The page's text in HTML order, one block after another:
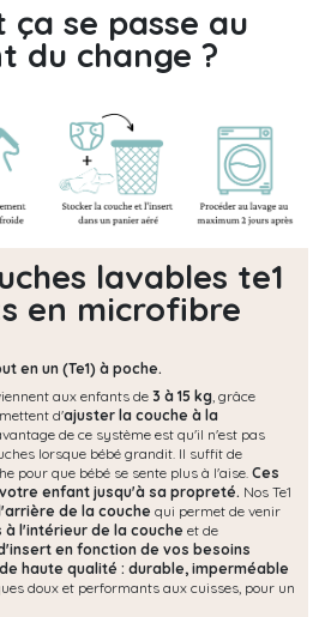
ça se passe au
du change ?
lavables te1
en microfibre
en un (Te1) à poche.
aux enfants de 3 à 15 kg , grâce
d'ajuster la couche à la
de ce système est qu'il n'est pas
lorsque bébé grandit. Il suffit de
pour que bébé se sente plus à l'aise. Ces
enfant jusqu'à sa propreté. Nos Te1
de la couche qui permet de venir
à l'intérieur de la couche et de
en fonction de vos besoins
de haute qualité : durable, imperméable
doux et performants aux cuisses, pour un